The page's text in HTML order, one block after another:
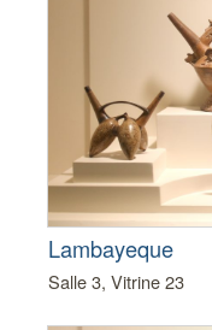
Lambayeque
Salle 3, Vitrine 23